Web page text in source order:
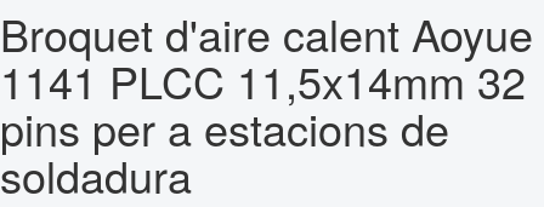
Broquet d'aire calent Aoyue
1141 PLCC 11,5x14mm 32
pins per a estacions de
soldadura